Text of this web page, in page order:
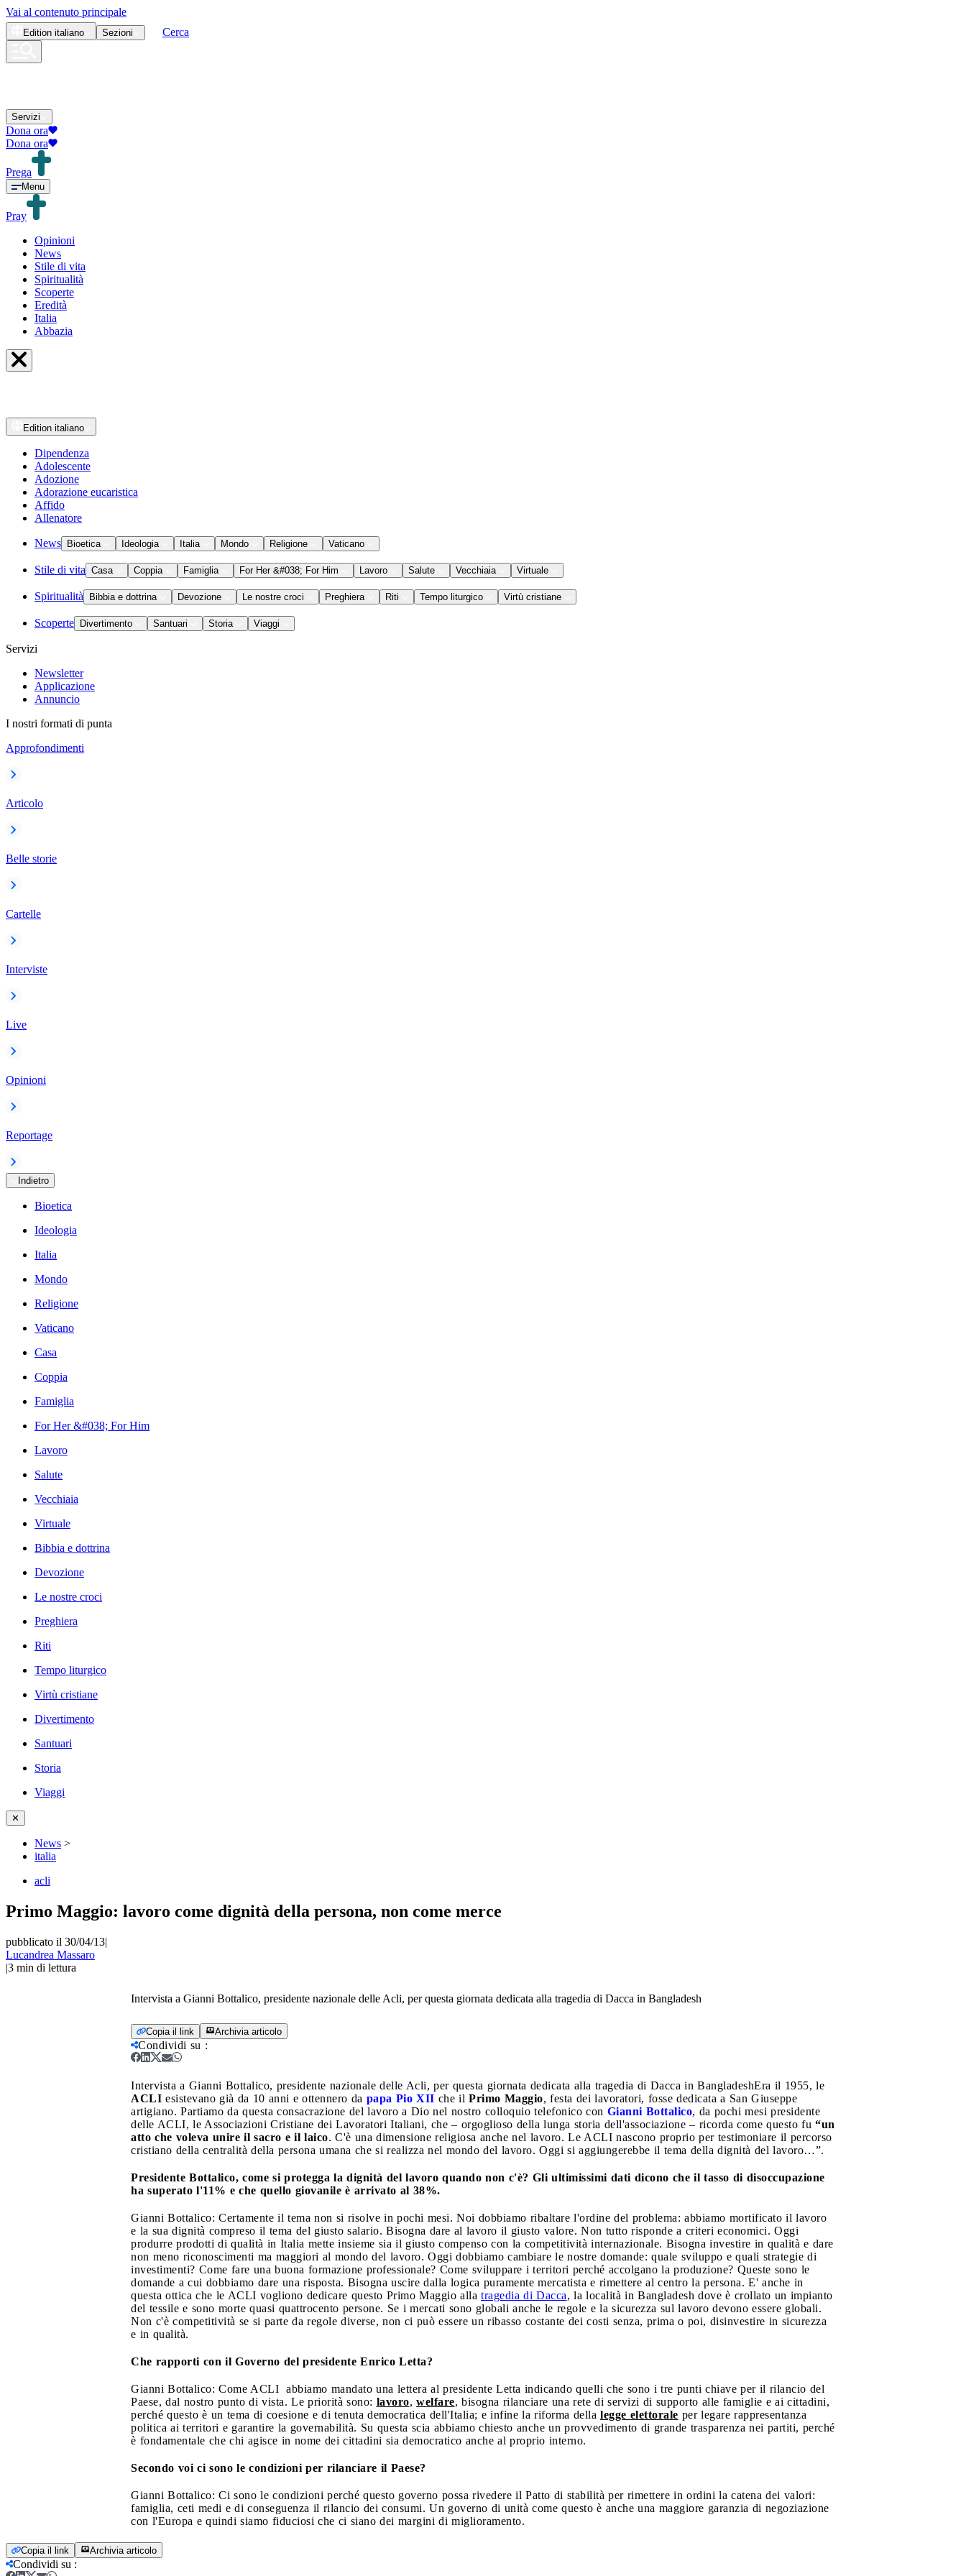
Vai al contenuto principale
Edition italiano Sezioni Cerca
Servizi
Dona ora
Dona ora
Prega
Menu
Pray
Opinioni
News
Stile di vita
Spiritualità
Scoperte
Eredità
Italia
Abbazia
Edition italiano
Dipendenza
Adolescente
Adozione
Adorazione eucaristica
Affido
Allenatore
News Bioetica Ideologia Italia Mondo Religione Vaticano
Stile di vita Casa Coppia Famiglia For Her &#038; For Him Lavoro Salute Vecchiaia Virtuale
Spiritualità Bibbia e dottrina Devozione Le nostre croci Preghiera Riti Tempo liturgico Virtù cristiane
Scoperte Divertimento Santuari Storia Viaggi
Servizi
Newsletter
Applicazione
Annuncio
I nostri formati di punta
Approfondimenti
Articolo
Belle storie
Cartelle
Interviste
Live
Opinioni
Reportage
Indietro
Bioetica
Ideologia
Italia
Mondo
Religione
Vaticano
Casa
Coppia
Famiglia
For Her &#038; For Him
Lavoro
Salute
Vecchiaia
Virtuale
Bibbia e dottrina
Devozione
Le nostre croci
Preghiera
Riti
Tempo liturgico
Virtù cristiane
Divertimento
Santuari
Storia
Viaggi
✕
News >
italia
acli
Primo Maggio: lavoro come dignità della persona, non come merce
pubblicato il 30/04/13|
Lucandrea Massaro
|3 min di lettura
Intervista a Gianni Bottalico, presidente nazionale delle Acli, per questa giornata dedicata alla tragedia di Dacca in Bangladesh
Copia il link Archivia articolo
Condividi su :
Intervista a Gianni Bottalico, presidente nazionale delle Acli, per questa giornata dedicata alla tragedia di Dacca in BangladeshEra il 1955, le
ACLI esistevano già da 10 anni e ottennero da papa Pio XII che il Primo Maggio, festa dei lavoratori, fosse dedicata a San Giuseppe
artigiano. Partiamo da questa consacrazione del lavoro a Dio nel nostro colloquio telefonico con Gianni Bottalico, da pochi mesi presidente
delle ACLI, le Associazioni Cristiane dei Lavoratori Italiani, che – orgoglioso della lunga storia dell'associazione – ricorda come questo fu “un
atto che voleva unire il sacro e il laico. C'è una dimensione religiosa anche nel lavoro. Le ACLI nascono proprio per testimoniare il percorso
cristiano della centralità della persona umana che si realizza nel mondo del lavoro. Oggi si aggiungerebbe il tema della dignità del lavoro…”.
Presidente Bottalico, come si protegga la dignità del lavoro quando non c'è? Gli ultimissimi dati dicono che il tasso di disoccupazione
ha superato l'11% e che quello giovanile è arrivato al 38%.
Gianni Bottalico: Certamente il tema non si risolve in pochi mesi. Noi dobbiamo ribaltare l'ordine del problema: abbiamo mortificato il lavoro
e la sua dignità compreso il tema del giusto salario. Bisogna dare al lavoro il giusto valore. Non tutto risponde a criteri economici. Oggi
produrre prodotti di qualità in Italia mette insieme sia il giusto compenso con la competitività internazionale. Bisogna investire in qualità e dare
non meno riconoscimenti ma maggiori al mondo del lavoro. Oggi dobbiamo cambiare le nostre domande: quale sviluppo e quali strategie di
investimenti? Come fare una buona formazione professionale? Come sviluppare i territori perché accolgano la produzione? Queste sono le
domande a cui dobbiamo dare una risposta. Bisogna uscire dalla logica puramente mercatista e rimettere al centro la persona. E' anche in
questa ottica che le ACLI vogliono dedicare questo Primo Maggio alla tragedia di Dacca, la località in Bangladesh dove è crollato un impianto
del tessile e sono morte quasi quattrocento persone. Se i mercati sono globali anche le regole e la sicurezza sul lavoro devono essere globali.
Non c'è competitività se si parte da regole diverse, non ci può essere un ribasso costante dei costi senza, prima o poi, disinvestire in sicurezza
e in qualità.
Che rapporti con il Governo del presidente Enrico Letta?
Gianni Bottalico: Come ACLI abbiamo mandato una lettera al presidente Letta indicando quelli che sono i tre punti chiave per il rilancio del
Paese, dal nostro punto di vista. Le priorità sono: lavoro, welfare, bisogna rilanciare una rete di servizi di supporto alle famiglie e ai cittadini,
perché questo è un tema di coesione e di tenuta democratica dell'Italia; e infine la riforma della legge elettorale per legare rappresentanza
politica ai territori e garantire la governabilità. Su questa scia abbiamo chiesto anche un provvedimento di grande trasparenza nei partiti, perché
è fondamentale che chi agisce in nome dei cittadini sia democratico anche al proprio interno.
Secondo voi ci sono le condizioni per rilanciare il Paese?
Gianni Bottalico: Ci sono le condizioni perché questo governo possa rivedere il Patto di stabilità per rimettere in ordini la catena dei valori:
famiglia, ceti medi e di conseguenza il rilancio dei consumi. Un governo di unità come questo è anche una maggiore garanzia di negoziazione
con l'Europa e quindi siamo fiduciosi che ci siano dei margini di miglioramento.
Copia il link Archivia articolo
Condividi su :